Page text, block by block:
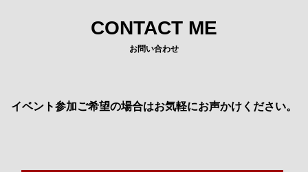
CONTACT ME
お問い合わせ
イベント参加ご希望の場合はお気軽にお声かけください。